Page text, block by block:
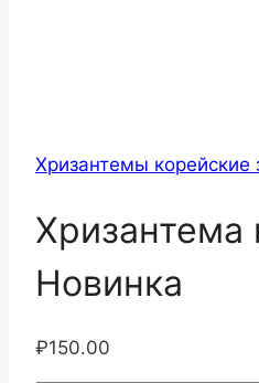
Хризантемы
Хризантема
Новинка
₽150.00